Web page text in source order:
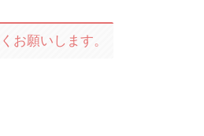
お願いします。